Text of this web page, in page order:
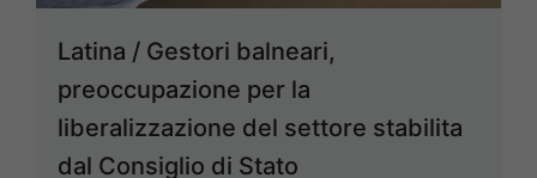
Latina / Gestori balneari,
preoccupazione per la
liberalizzazione del settore stabilita
dal Consiglio di Stato